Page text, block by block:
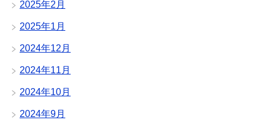
2025年2月
2025年1月
2024年12月
2024年11月
2024年10月
2024年9月